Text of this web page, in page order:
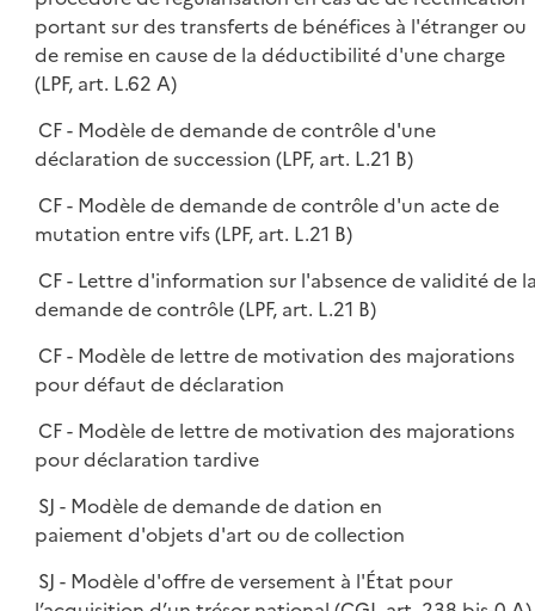
portant sur des transferts de bénéfices à l'étranger ou
de remise en cause de la déductibilité d'une charge
(LPF, art. L.62 A)
CF - Modèle de demande de contrôle d'une
déclaration de succession (LPF, art. L.21 B)
CF - Modèle de demande de contrôle d'un acte de
mutation entre vifs (LPF, art. L.21 B)
CF - Lettre d'information sur l'absence de validité de
demande de contrôle (LPF, art. L.21 B)
CF - Modèle de lettre de motivation des majorations
pour défaut de déclaration
CF - Modèle de lettre de motivation des majorations
pour déclaration tardive
SJ - Modèle de demande de dation en
paiement d'objets d'art ou de collection
SJ - Modèle d'offre de versement à l'État pour